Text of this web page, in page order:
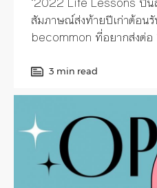
สัมภาษณ์ส่งท้ายปีเก่าต้อนรั
becommon ที่อยากส่งต่อ
3 min read